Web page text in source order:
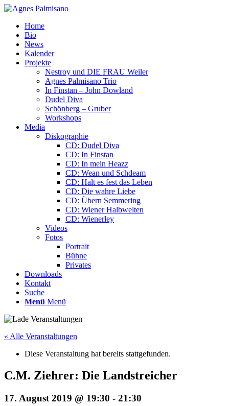
Home
Bio
News
Kalender
Projekte
Nestroy und DIE FRAU Weiler
Agnes Palmisano Trio
In Finstan – John Dowland
Dudel Diva
Schönberg – Gruber
Workshops
Media
Diskographie
CD: Dudel Diva
CD: In Finstan
CD: In mein Heazz
CD: Wean und Schdeam
CD: Halt es fest das Leben
CD: Die wahre Liebe
CD: Übern Semmering
CD: Wiener Halbwelten
CD: Wienerley
Videos
Fotos
Portrait
Bühne
Privates
Downloads
Kontakt
Suche
Menü Menü
« Alle Veranstaltungen
Diese Veranstaltung hat bereits stattgefunden.
C.M. Ziehrer: Die Landstreicher
17. August 2019 @ 19:30 - 21:30